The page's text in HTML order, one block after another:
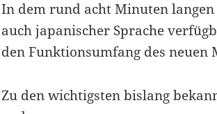
In dem rund acht Minuten
auch japanischer Sprache
den Funktionsumfang des neuen
Zu den wichtigsten bislang